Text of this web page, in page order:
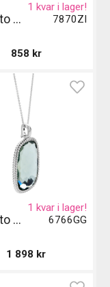
7870ZI
Ti Sento Milano Örhängen
1 kvar i lager!
858 kr
6766GG
Ti Sento Milano Pendant - Silver och Grön
1 kvar i lager!
1 898 kr